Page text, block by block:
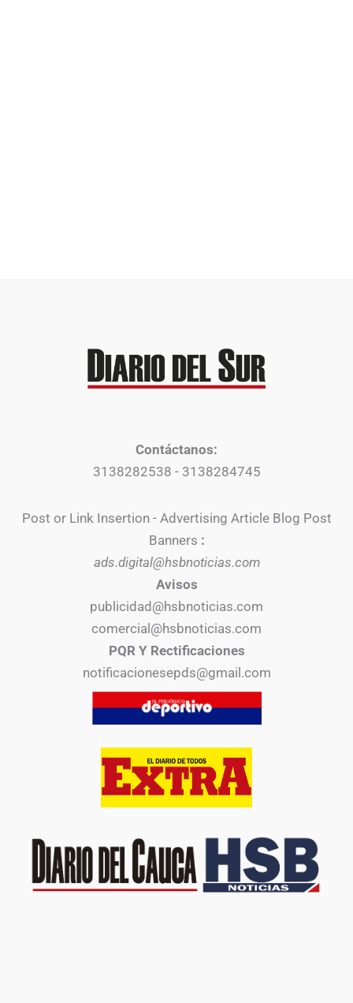
Contáctanos:
3138282538 - 3138284745
Post or Link Insertion - Advertising Article Blog Post
Banners :
ads.digital@hsbnoticias.com
Avisos
publicidad@hsbnoticias.com
comercial@hsbnoticias.com
PQR Y Rectificaciones
notificacionesepds@gmail.com